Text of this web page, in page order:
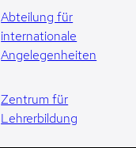
Abteilung für
internationale
Angelegenheiten
Zentrum für
Lehrerbildung